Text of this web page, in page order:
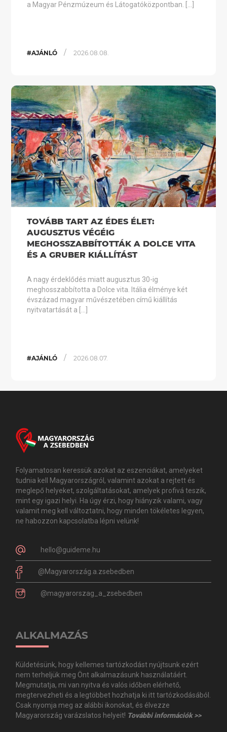
a Magyar Pénzmúzeum és Látogatóközpontban. […]
#AJÁNLÓ / 2026.08.08.
TOVÁBB TART AZ ÉDES ÉLET:
AUGUSZTUS VÉGÉIG
MEGHOSSZABBÍTOTTÁK A DOLCE VITA
ÉS A GRUBER KIÁLLÍTÁST
A nagy érdeklődés miatt augusztus 30-ig
meghosszabbította a Dolce vita. Itália élménye két
évszázad magyar művészetében című kiállítás
nyitvatartását a […]
#AJÁNLÓ / 2026.08.07.
Folyamatosan keressük azokat az eszenciákat, amelyeket
tudnia kell Magyarországról, valamint azokat a rejtett és
meglepő helyeket, szolgáltatásokat, amelyek profivá teszik,
mint egy igazi helyi. Ha úgy érzi, hogy hiányzik valami, vagy
valamit meg kell változtatni, hogy minden tökéletes legyen,
ne habozzon kapcsolatba lépni velünk!
hello@guideme.hu
@Magyarország.a.zsebedben
@magyarorszag_a_zsebedben
ALKALMAZÁS
Küldetésünk, hogy kellemes tartózkodást nyújtsunk ezért
nem terheljük meg Önt alkalmazásunk használatáért.
Megmutatja, mi van nyitva és valós időben elérhető,
megtervezheti és a legtöbbet hozhatja ki itt tartózkodásából.
Csak nyomja meg az alábbi ikonokat, és élvezze
Magyarország varázslatos helyeit! További információk >>